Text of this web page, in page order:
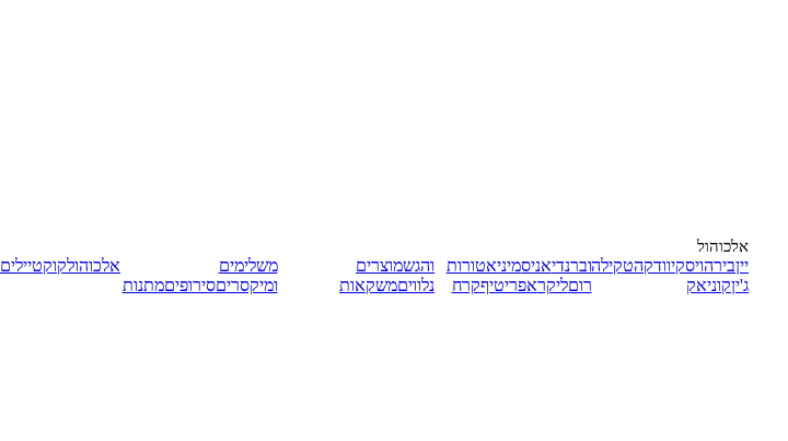
אלכוהול
ייןבירהויסקיוודקהטקילה
ג'יןקוניאק
וברנדיאניסמיניאטורות
רוםליקראפריטיףקרח
והגשמוצרים
נלוויםמשקאות
משלימים
ומיקסריםסירופיםמתנות
אלכוהולקוקטיילים